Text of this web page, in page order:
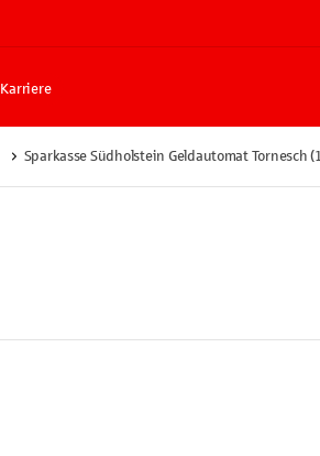
Karriere
Sparkasse Südholstein Geldautomat Tornesch